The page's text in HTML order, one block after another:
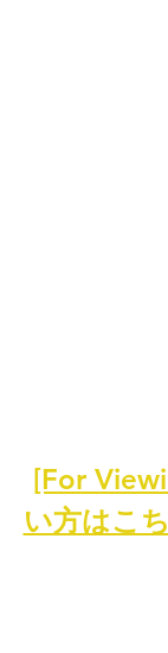
[For
い方はこ